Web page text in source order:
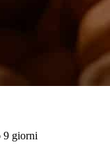
9 giorni